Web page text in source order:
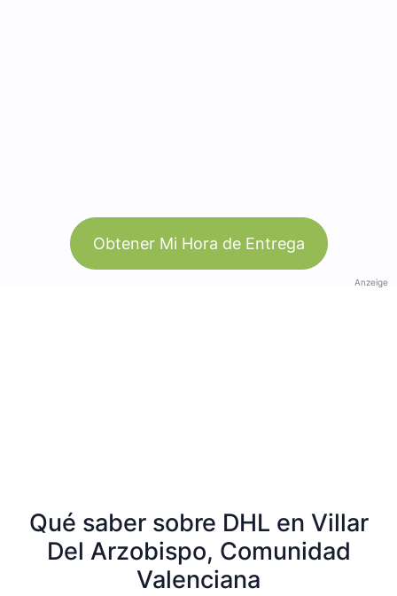
Obtener Mi Hora de Entrega
Anzeige
Qué saber sobre DHL en Villar
Del Arzobispo, Comunidad
Valenciana